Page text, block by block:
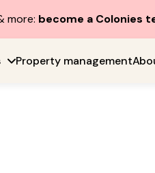
more: become a Colonies
Property management